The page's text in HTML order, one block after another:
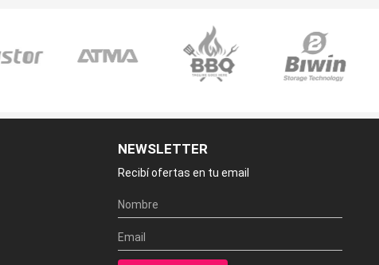
NEWSLETTER
Recibí ofertas en tu email